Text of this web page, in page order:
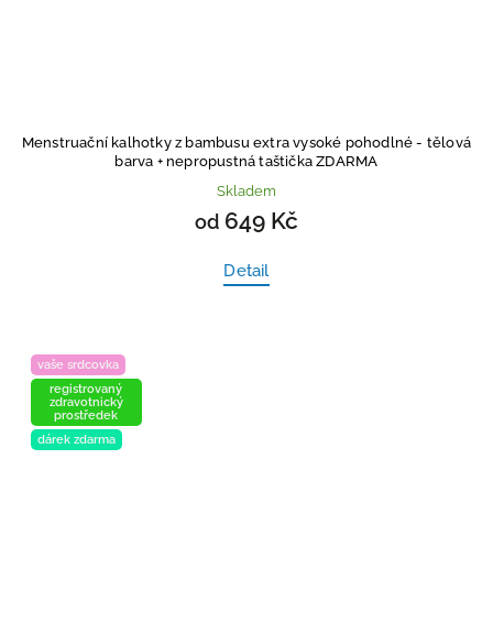
Menstruační kalhotky z bambusu extra vysoké pohodlné - tělová
barva + nepropustná taštička ZDARMA
Skladem
od 649 Kč
Detail
vaše srdcovka
registrovaný
zdravotnický
prostředek
dárek zdarma